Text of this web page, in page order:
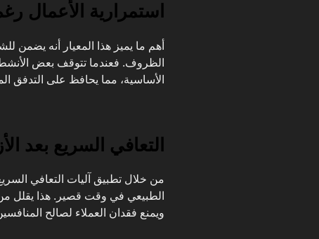
استمرارية الأعمال
أهم ما يميز هذا المعيار أنه يضمن
الظروف. فعندما تتوقف بعض
الأساسية، مما يحافظ على التدفق
التعافي السريع بعد
من خلال تطبيق آليات التعافي
الطبيعي في وقت قصير. هذا يقلل
ويمنع فقدان العملاء لصالح